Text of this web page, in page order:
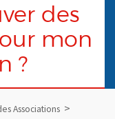
des
mon
?
Associations